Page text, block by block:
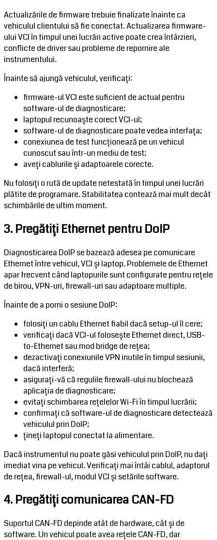
Actualizările de firmware trebuie finalizate înainte ca
vehiculul clientului să fie conectat. Actualizarea firmware-
ului VCI în timpul unei lucrări active poate crea întârzieri,
conflicte de driver sau probleme de repornire ale
instrumentului.
Înainte să ajungă vehiculul, verificați:
firmware-ul VCI este suficient de actual pentru
software-ul de diagnosticare;
laptopul recunoaște corect VCI-ul;
software-ul de diagnosticare poate vedea interfața;
conexiunea de test funcționează pe un vehicul
cunoscut sau într-un mediu de test;
aveți cablurile și adaptoarele corecte.
Nu folosiți o rută de update netestată în timpul unei lucrări
plătite de programare. Stabilitatea contează mai mult decât
schimbările de ultim moment.
3. Pregătiți Ethernet pentru DoIP
Diagnosticarea DoIP se bazează adesea pe comunicare
Ethernet între vehicul, VCI și laptop. Problemele de Ethernet
apar frecvent când laptopurile sunt configurate pentru rețele
de birou, VPN-uri, firewall-uri sau adaptoare multiple.
Înainte de a porni o sesiune DoIP:
folosiți un cablu Ethernet fiabil dacă setup-ul îl cere;
verificați dacă VCI-ul folosește Ethernet direct, USB-
to-Ethernet sau mod bridge de rețea;
dezactivați conexiunile VPN inutile în timpul sesiunii,
dacă interferă;
asigurați-vă că regulile firewall-ului nu blochează
aplicația de diagnosticare;
evitați schimbarea rețelelor Wi-Fi în timpul lucrării;
confirmați că software-ul de diagnosticare detectează
vehiculul prin DoIP;
țineți laptopul conectat la alimentare.
Dacă instrumentul nu poate găsi vehiculul prin DoIP, nu dați
imediat vina pe vehicul. Verificați mai întâi cablul, adaptorul
de rețea, firewall-ul, modul VCI și setările software.
4. Pregătiți comunicarea CAN-FD
Suportul CAN-FD depinde atât de hardware, cât și de
software. Un vehicul poate avea rețele CAN-FD, dar